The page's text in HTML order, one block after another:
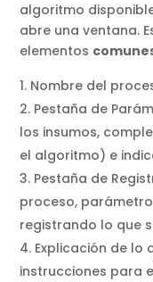
algoritmo
abre una ventana.
elementos
Nombre del
Pestaña de
los insumos,
el algoritmo) e
Pestaña de
proceso,
registrando lo que
Explicación de lo
instrucciones para